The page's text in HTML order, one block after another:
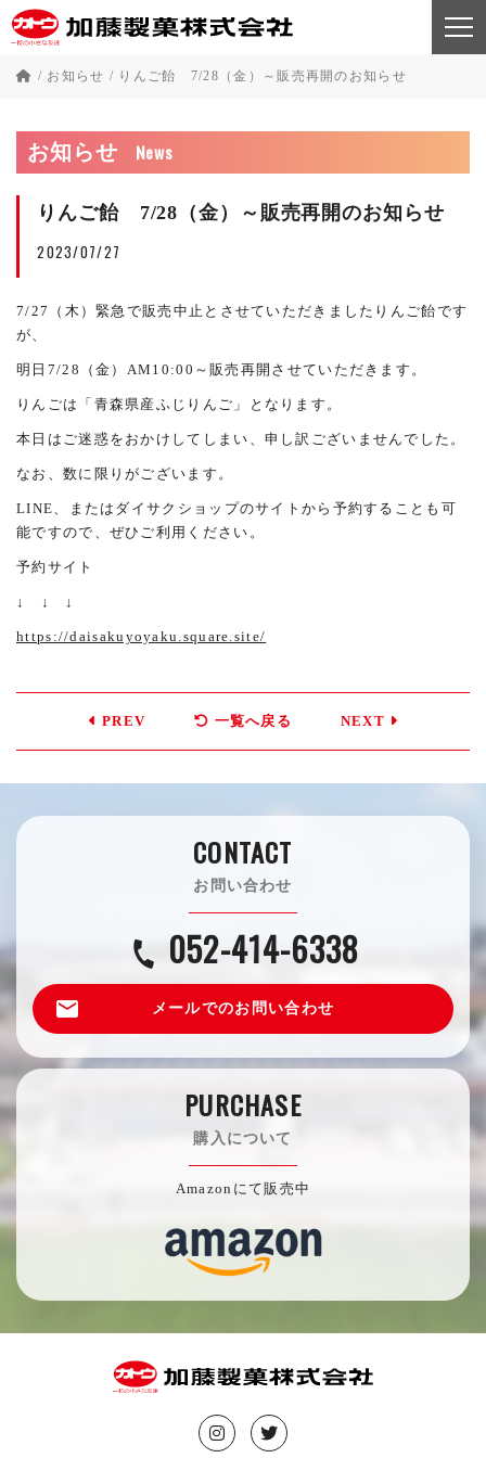
/ お知らせ / りんご飴 7/28（金）～販売再開のお知らせ
お知らせ News
りんご飴 7/28（金）～販売再開のお知らせ
2023/07/27
7/27（木）緊急で販売中止とさせていただきましたりんご飴です
が、
明日7/28（金）AM10:00～販売再開させていただきます。
りんごは「青森県産ふじりんご」となります。
本日はご迷惑をおかけしてしまい、申し訳ございませんでした。
なお、数に限りがございます。
LINE、またはダイサクショップのサイトから予約することも可
能ですので、ぜひご利用ください。
予約サイト
↓ ↓ ↓
https://daisakuyoyaku.square.site/
PREV 一覧へ戻る NEXT
CONTACT
お問い合わせ
call 052-414-6338
email メールでのお問い合わせ
PURCHASE
購入について
Amazonにて販売中